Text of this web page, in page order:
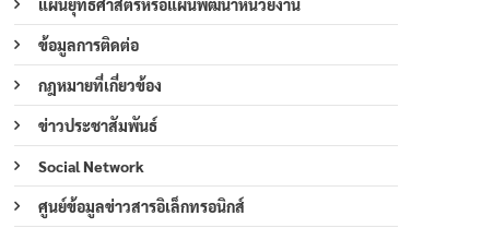
แผนยุทธศาสตร์หรือแผนพัฒนาหน่วยงาน
ข้อมูลการติดต่อ
กฎหมายที่เกี่ยวข้อง
ข่าวประชาสัมพันธ์
Social Network
ศูนย์ข้อมูลข่าวสารอิเล็กทรอนิกส์